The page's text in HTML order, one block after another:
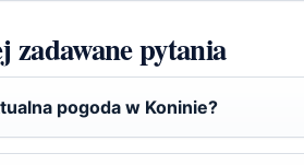
zadawane pytania
pogoda w Koninie?